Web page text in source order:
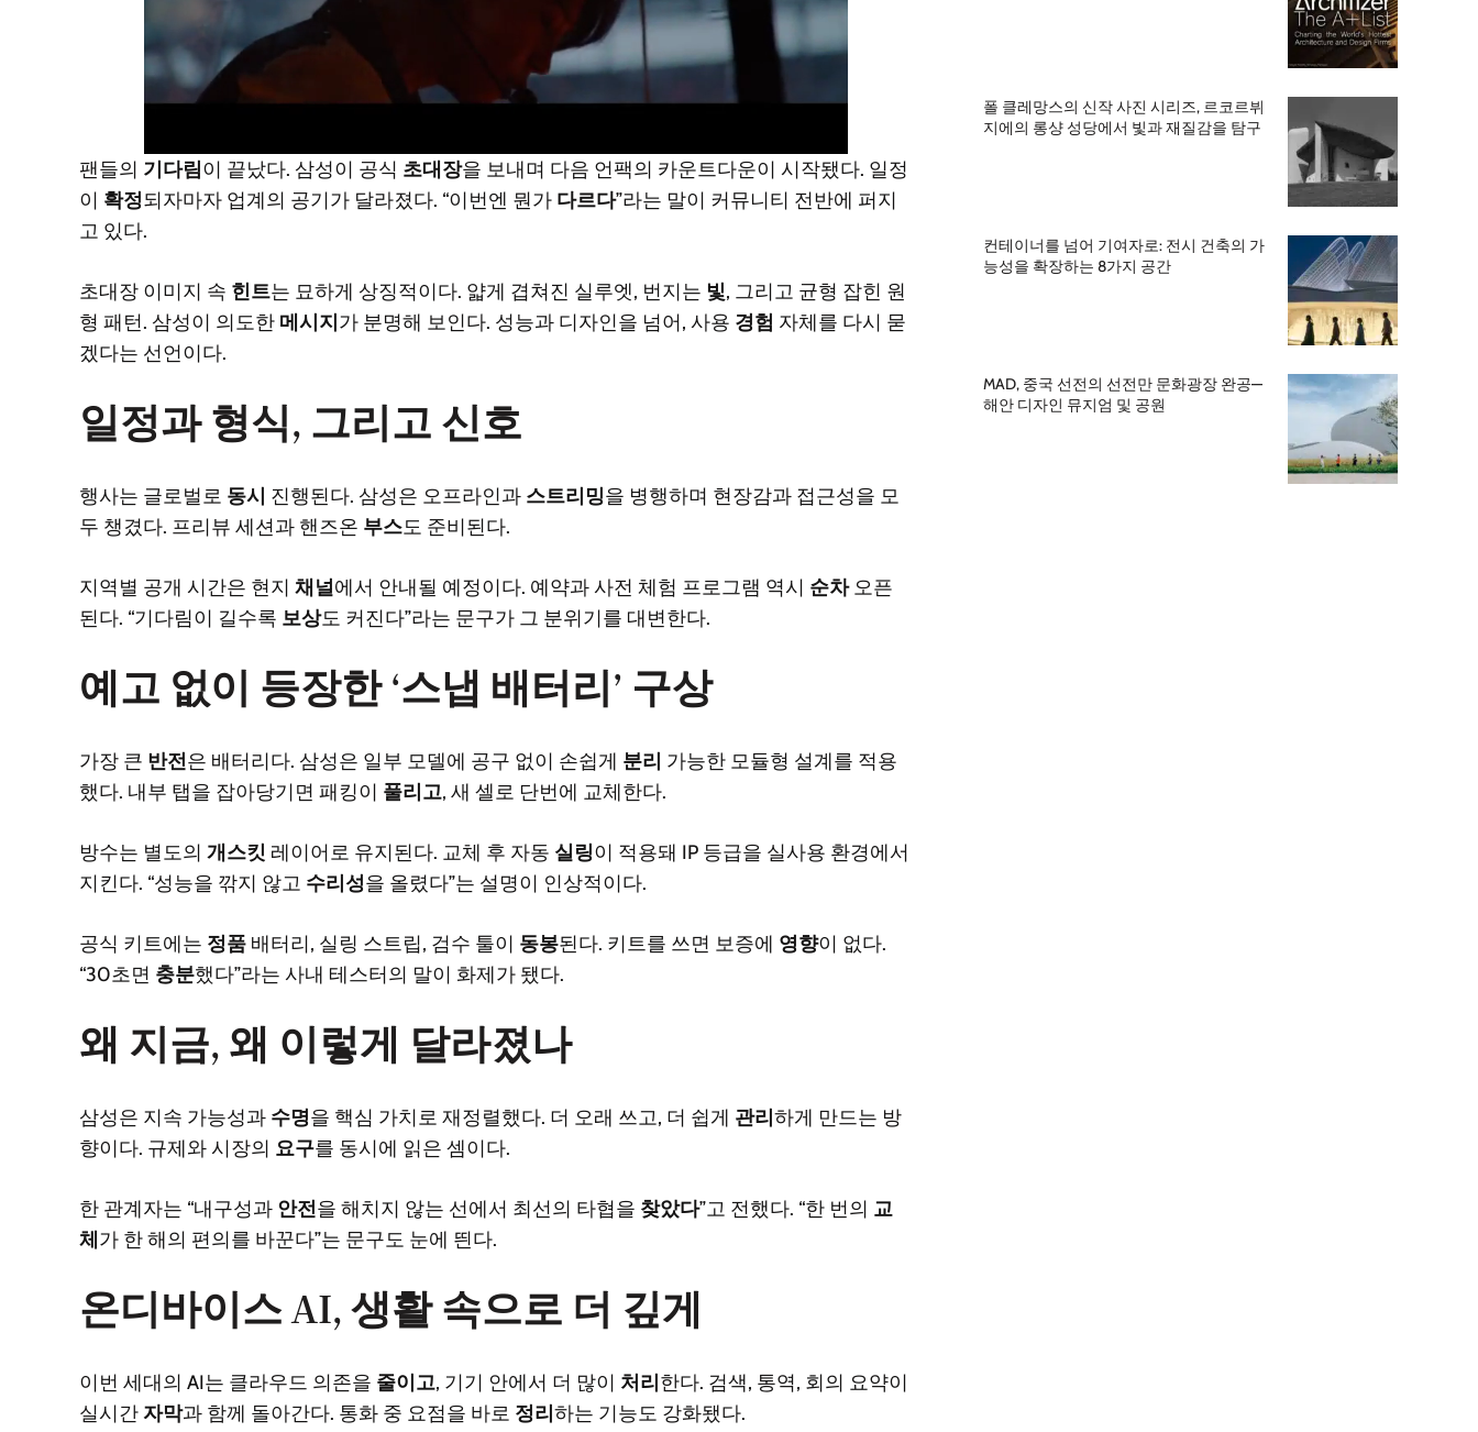
팬들의 기다림이 끝났다. 삼성이 공식 초대장을 보내며 다음 언팩의 카운트다운이 시작됐다. 일정
이 확정되자마자 업계의 공기가 달라졌다. “이번엔 뭔가 다르다”라는 말이 커뮤니티 전반에 퍼지
고 있다.
초대장 이미지 속 힌트는 묘하게 상징적이다. 얇게 겹쳐진 실루엣, 번지는 빛, 그리고 균형 잡힌 원
형 패턴. 삼성이 의도한 메시지가 분명해 보인다. 성능과 디자인을 넘어, 사용 경험 자체를 다시 묻
겠다는 선언이다.
일정과 형식, 그리고 신호
행사는 글로벌로 동시 진행된다. 삼성은 오프라인과 스트리밍을 병행하며 현장감과 접근성을 모
두 챙겼다. 프리뷰 세션과 핸즈온 부스도 준비된다.
지역별 공개 시간은 현지 채널에서 안내될 예정이다. 예약과 사전 체험 프로그램 역시 순차오픈
된다. “기다림이 길수록 보상도 커진다”라는 문구가 그 분위기를 대변한다.
예고 없이 등장한 ‘스냅 배터리’ 구상
가장 큰 반전은 배터리다. 삼성은 일부 모델에 공구 없이 손쉽게 분리 가능한 모듈형 설계를 적용
했다. 내부 탭을 잡아당기면 패킹이 풀리고, 새 셀로 단번에 교체한다.
방수는 별도의 개스킷 레이어로 유지된다. 교체 후 자동 실링이 적용돼 IP 등급을 실사용 환경에서
지킨다. “성능을 깎지 않고 수리성을 올렸다”는 설명이 인상적이다.
공식 키트에는 정품 배터리, 실링 스트립, 검수 툴이 동봉된다. 키트를 쓰면 보증에 영향이 없다.
“30초면 충분했다”라는 사내 테스터의 말이 화제가 됐다.
왜 지금, 왜 이렇게 달라졌나
삼성은 지속 가능성과 수명을 핵심 가치로 재정렬했다. 더 오래 쓰고, 더 쉽게 관리하게 만드는 방
향이다. 규제와 시장의 요구를 동시에 읽은 셈이다.
한 관계자는 “내구성과 안전을 해치지 않는 선에서 최선의 타협을 찾았다”고 전했다. “한 번의 교
체가 한 해의 편의를 바꾼다”는 문구도 눈에 띈다.
온디바이스 AI, 생활 속으로 더 깊게
이번 세대의 AI는 클라우드 의존을 줄이고, 기기 안에서 더 많이 처리한다. 검색, 통역, 회의 요약이
실시간 자막과 함께 돌아간다. 통화 중 요점을 바로 정리하는 기능도 강화됐다.
폴 클레망스의 신작 사진 시리즈, 르코르뷔
지에의 롱샹 성당에서 빛과 재질감을 탐구
컨테이너를 넘어 기여자로: 전시 건축의 가
능성을 확장하는 8가지 공간
MAD, 중국 선전의 선전만 문화광장 완공—
해안 디자인 뮤지엄 및 공원